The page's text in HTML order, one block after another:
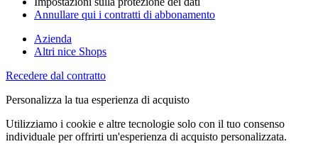
Annullare qui i contratti di abbonamento
Azienda
Altri nice Shops
Recedere dal contratto
Personalizza la tua esperienza di acquisto
Utilizziamo i cookie e altre tecnologie solo con il tuo consenso
individuale per offrirti un'esperienza di acquisto personalizzata.